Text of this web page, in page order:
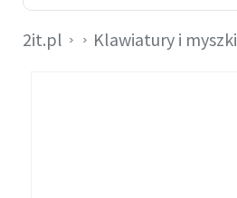
2it.pl Klawiatury i myszki